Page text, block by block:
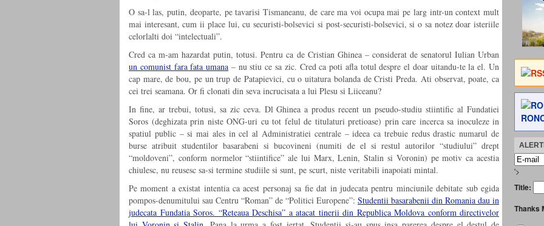
O sa-l las, putin, deoparte, pe tavarisi Tismaneanu, de care ma voi ocupa mai pe larg intr-un context mult
mai interesant, cum ii place lui, cu securisti-bolsevici si post-securisti-bolsevici, si o sa notez doar isteriile
celorlalti doi “intelectuali”.
Cred ca m-am hazardat putin, totusi. Pentru ca de Cristian Ghinea – considerat de senatorul Iulian Urban
un comunist fara fata umana – nu stiu ce sa zic. Cred ca poti afla totul despre el doar uitandu-te la el. Un
cap mare, de bou, pe un trup de Patapievici, cu o uitatura bolanda de Cristi Preda. Ati observat, poate, ca
cei trei seamana. Or fi clonati din seva incrucisata a lui Plesu si Liiceanu?
In fine, ar trebui, totusi, sa zic ceva. Dl Ghinea a produs recent un pseudo-studiu stiintific al Fundatiei
Soros (deghizata prin niste ONG-uri cu tot felul de titulaturi pretioase) prin care incerca sa inoculeze in
spatiul public – si mai ales in cel al Administratiei centrale – ideea ca trebuie redus drastic numarul de
burse atribuit studentilor basarabeni si bucovineni (numiti de el si restul autorilor “studiului” drept
“moldoveni”, conform normelor “stiintifice” ale lui Marx, Lenin, Stalin si Voronin) pe motiv ca acestia
chiulesc, nu reusesc sa-si termine studiile si sunt, pe scurt, niste veritabili inapoiati mintal.
Pe moment a existat intentia ca acest personaj sa fie dat in judecata pentru minciunile debitate sub egida
pompos-denumitului sau Centru “Roman” de “Politici Europene”: Studentii basarabenii din Romania dau in
judecata Fundatia Soros. “Reteaua Deschisa” a atacat tinerii din Republica Moldova conform directivelor
'>
Title:
Thanks